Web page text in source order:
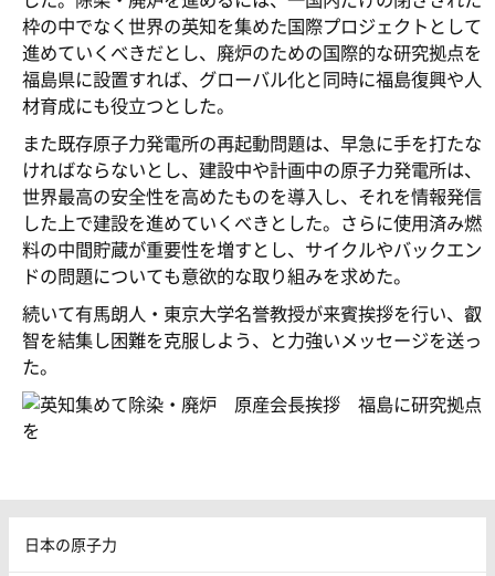
枠の中でなく世界の英知を集めた国際プロジェクトとして
進めていくべきだとし、廃炉のための国際的な研究拠点を
福島県に設置すれば、グローバル化と同時に福島復興や人
材育成にも役立つとした。
また既存原子力発電所の再起動問題は、早急に手を打たな
ければならないとし、建設中や計画中の原子力発電所は、
世界最高の安全性を高めたものを導入し、それを情報発信
した上で建設を進めていくべきとした。さらに使用済み燃
料の中間貯蔵が重要性を増すとし、サイクルやバックエン
ドの問題についても意欲的な取り組みを求めた。
続いて有馬朗人・東京大学名誉教授が来賓挨拶を行い、叡
智を結集し困難を克服しよう、と力強いメッセージを送っ
た。
日本の原子力